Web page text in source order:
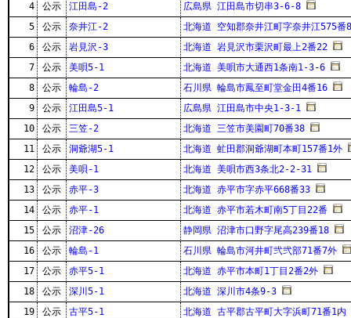
4
公示 江田島-2
広島県 江田島市切串3-6-8
5
公示 奈井江-2
北海道 空知郡奈井江町字奈井江575番
6
公示 岩見沢-3
北海道 岩見沢市栗沢町最上2番22
7
公示 美唄5-1
北海道 美唄市大通西1条南1-3-6
8
公示 輪島-2
石川県 輪島市鳳至町堂金田4番16
9
公示 江田島5-1
広島県 江田島市中央1-3-1
10
公示 三笠-2
北海道 三笠市美園町70番38
11
公示 洞爺湖5-1
北海道 虻田郡洞爺湖町本町157番1外
12
公示 美唄-1
北海道 美唄市西3条北2-2-31
13
公示 赤平-3
北海道 赤平市字赤平668番33
14
公示 赤平-1
北海道 赤平市若木町南5丁目22番
15
公示 沼津-26
静岡県 沼津市口野字尾高239番18
16
公示 輪島-1
石川県 輪島市河井町弐弐部71番7外
17
公示 赤平5-1
北海道 赤平市本町1丁目2番2外
18
公示 深川5-1
北海道 深川市4条9-3
19
公示 古平5-1
北海道 古平郡古平町大字浜町71番1内